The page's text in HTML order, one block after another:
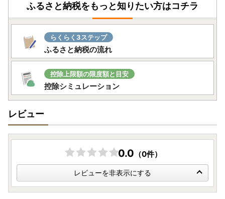
ふるさと納税をもっと知りたい方はコチラ
らくらく3ステップ
ふるさと納税の流れ
控除上限額の限度額と目安
控除シミュレーション
レビュー
0.0 （0件）
レビューを非表示にする